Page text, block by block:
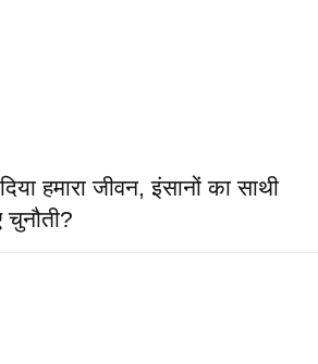
हमारा जीवन, इंसानों का साथी
चुनौती?